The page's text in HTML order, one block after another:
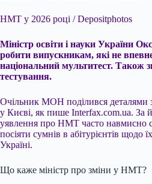
НМТ у 2026 році / Depositphotos
Міністр освіти і науки України
робити випускникам, які не
національний мультитест. Також
тестування.
Очільник МОН поділився деталями
у Києві, як пише Interfax.com.ua. За
уявлення про НМТ часто навмисно
посіяти сумнів в абітурієнтів щодо
Україні.
Що каже міністр про зміни у НМТ?